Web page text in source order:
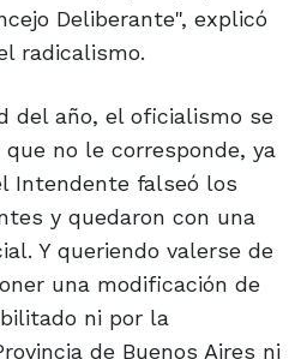
Deliberante", explicó
radicalismo.
del año, el oficialismo se
no le corresponde, ya
Intendente falseó los
y quedaron con una
Y queriendo valerse de
una modificación de
ni por la
de Buenos Aires ni